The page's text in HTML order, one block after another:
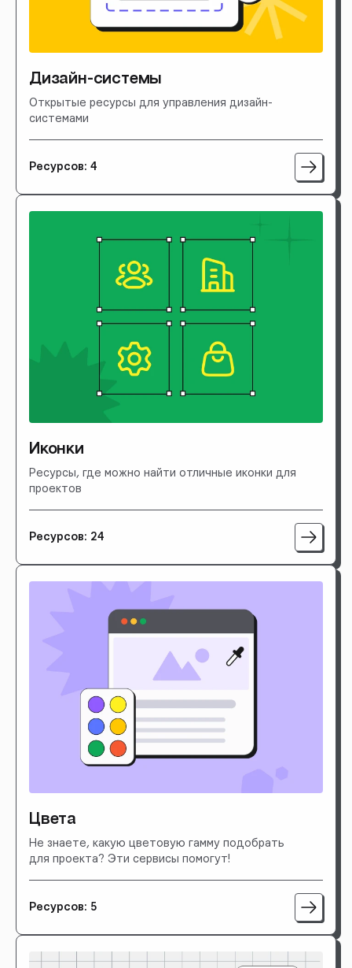
Дизайн-системы
Открытые ресурсы для управления дизайн-
системами
Ресурсов: 4
Иконки
Ресурсы, где можно найти отличные иконки для
проектов
Ресурсов: 24
Цвета
Не знаете, какую цветовую гамму подобрать
для проекта? Эти сервисы помогут!
Ресурсов: 5